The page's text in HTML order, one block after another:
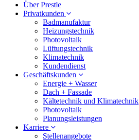
Über Prestle
Privatkunden
Badmanufaktur
Heizungstechnik
Photovoltaik
Lüftungstechnik
Klimatechnik
Kundendienst
Geschäftskunden
Energie + Wasser
Dach + Fassade
Kältetechnik und Klimatechnik
Photovoltaik
Planungsleistungen
Karriere
Stellenangebote